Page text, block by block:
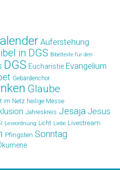
Auferstehung
in DGS Bibeltexte für den
DGS Eucharistie Evangelium
Gebärdenchor
Glaube
im Netz heilige Messe
Jahreskreis Jesaja Jesus
Leseordnung Licht Liebe Livestream
Pfingsten Sonntag